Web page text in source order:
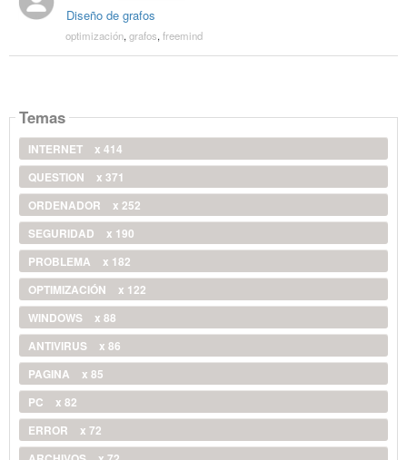
Diseño de grafos
optimización, grafos, freemind
Temas
INTERNET
x 414
QUESTION
x 371
ORDENADOR
x 252
SEGURIDAD
x 190
PROBLEMA
x 182
OPTIMIZACIÓN
x 122
WINDOWS
x 88
ANTIVIRUS
x 86
PAGINA
x 85
PC
x 82
ERROR
x 72